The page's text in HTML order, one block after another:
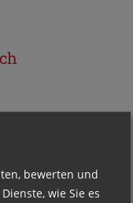
bewerten und
wie Sie es